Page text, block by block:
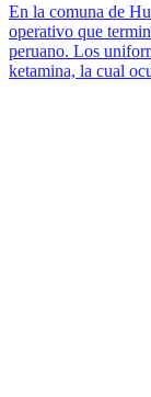
En la comuna de
operativo que
peruano. Los
ketamina, la cual